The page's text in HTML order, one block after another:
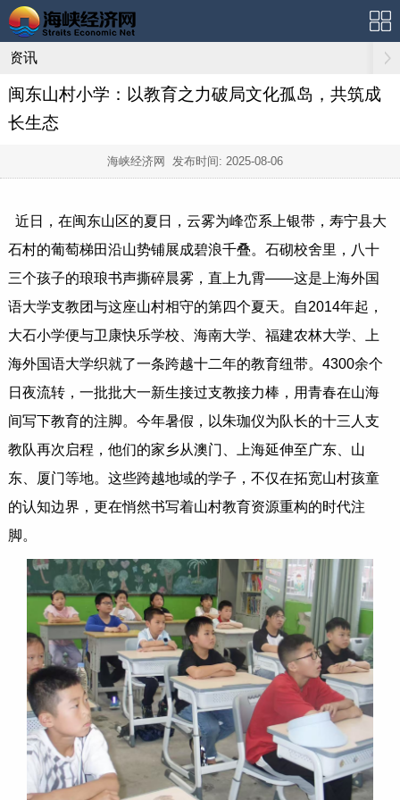
资讯
闽东山村小学：以教育之力破局文化孤岛，共筑成
长生态
海峡经济网 发布时间: 2025-08-06
近日，在闽东山区的夏日，云雾为峰峦系上银带，寿宁县大
石村的葡萄梯田沿山势铺展成碧浪千叠。石砌校舍里，八十
三个孩子的琅琅书声撕碎晨雾，直上九霄——这是上海外国
语大学支教团与这座山村相守的第四个夏天。自2014年起，
大石小学便与卫康快乐学校、海南大学、福建农林大学、上
海外国语大学织就了一条跨越十二年的教育纽带。4300余个
日夜流转，一批批大一新生接过支教接力棒，用青春在山海
间写下教育的注脚。今年暑假，以朱珈仪为队长的十三人支
教队再次启程，他们的家乡从澳门、上海延伸至广东、山
东、厦门等地。这些跨越地域的学子，不仅在拓宽山村孩童
的认知边界，更在悄然书写着山村教育资源重构的时代注
脚。